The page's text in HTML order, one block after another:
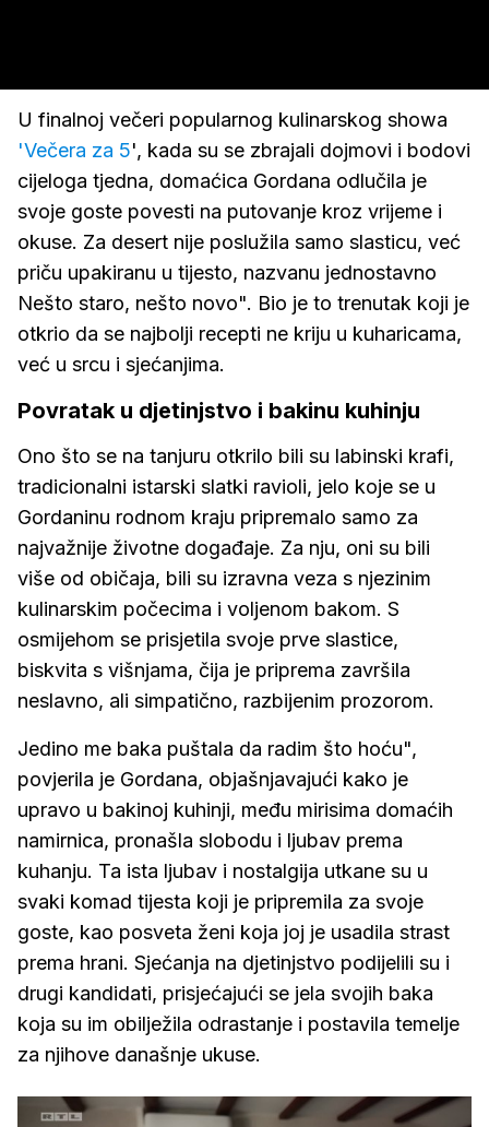
U finalnoj večeri popularnog kulinarskog showa
'Večera za 5', kada su se zbrajali dojmovi i bodovi
cijeloga tjedna, domaćica Gordana odlučila je
svoje goste povesti na putovanje kroz vrijeme i
okuse. Za desert nije poslužila samo slasticu, već
priču upakiranu u tijesto, nazvanu jednostavno
Nešto staro, nešto novo". Bio je to trenutak koji je
otkrio da se najbolji recepti ne kriju u kuharicama,
već u srcu i sjećanjima.
Povratak u djetinjstvo i bakinu kuhinju
Ono što se na tanjuru otkrilo bili su labinski krafi,
tradicionalni istarski slatki ravioli, jelo koje se u
Gordaninu rodnom kraju pripremalo samo za
najvažnije životne događaje. Za nju, oni su bili
više od običaja, bili su izravna veza s njezinim
kulinarskim počecima i voljenom bakom. S
osmijehom se prisjetila svoje prve slastice,
biskvita s višnjama, čija je priprema završila
neslavno, ali simpatično, razbijenim prozorom.
Jedino me baka puštala da radim što hoću",
povjerila je Gordana, objašnjavajući kako je
upravo u bakinoj kuhinji, među mirisima domaćih
namirnica, pronašla slobodu i ljubav prema
kuhanju. Ta ista ljubav i nostalgija utkane su u
svaki komad tijesta koji je pripremila za svoje
goste, kao posveta ženi koja joj je usadila strast
prema hrani. Sjećanja na djetinjstvo podijelili su i
drugi kandidati, prisjećajući se jela svojih baka
koja su im obilježila odrastanje i postavila temelje
za njihove današnje ukuse.